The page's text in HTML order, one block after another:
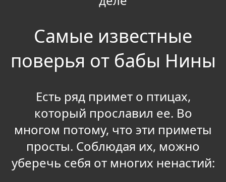
Самые известные
поверья от бабы Нины
Есть ряд примет о птицах,
который прославил ее. Во
многом потому, что эти приметы
просты. Соблюдая их, можно
уберечь себя от многих ненастий: